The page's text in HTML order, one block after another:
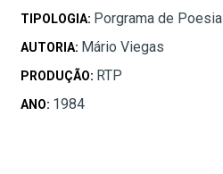
TIPOLOGIA: Porgrama de Poesia
AUTORIA: Mário Viegas
PRODUÇÃO: RTP
ANO: 1984